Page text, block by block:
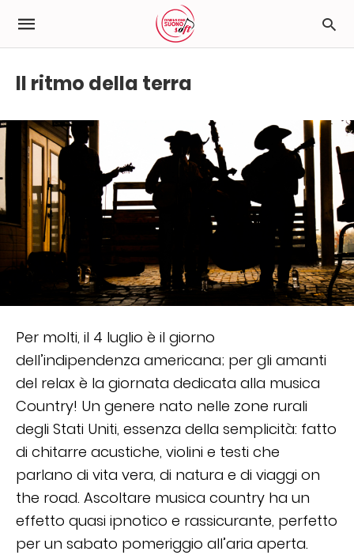
Il ritmo della terra
Per molti, il 4 luglio è il giorno
dell’indipendenza americana; per gli amanti
del relax è la giornata dedicata alla musica
Country! Un genere nato nelle zone rurali
degli Stati Uniti, essenza della semplicità: fatto
di chitarre acustiche, violini e testi che
parlano di vita vera, di natura e di viaggi on
the road. Ascoltare musica country ha un
effetto quasi ipnotico e rassicurante, perfetto
per un sabato pomeriggio all’aria aperta.